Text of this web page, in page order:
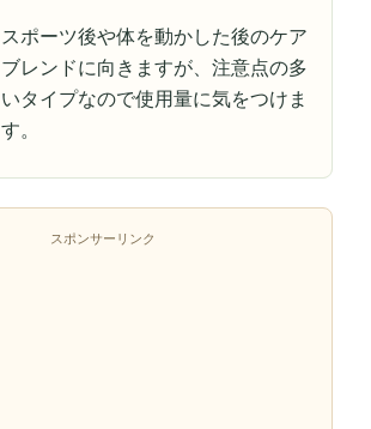
スポーツ後や体を動かした後のケア
ブレンドに向きますが、注意点の多
いタイプなので使用量に気をつけま
す。
スポンサーリンク